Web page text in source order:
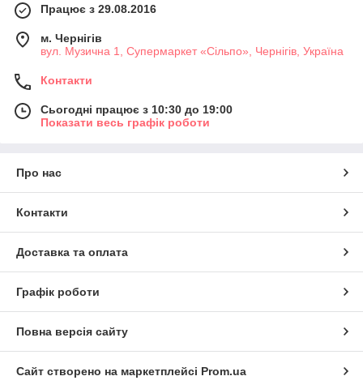
Працює з 29.08.2016
м. Чернігів
вул. Музична 1, Супермаркет «Сільпо», Чернігів, Україна
Контакти
Сьогодні працює з 10:30 до 19:00
Показати весь графік роботи
Про нас
Контакти
Доставка та оплата
Графік роботи
Повна версія сайту
Сайт створено на маркетплейсі Prom.ua